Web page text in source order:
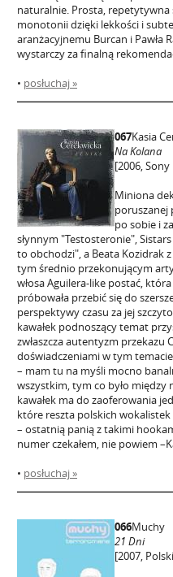
naturalnie. Prosta,
monotonii dzięki lekkości i
aranżacyjnemu Burcan i Pawła
wystarczy za finalną
• posłuchaj »
067Kasia
Na Kolana
[2006, Sony
Miniona
poruszanej
po sobie i
słynnym "Testosteronie",
to obchodzi", a Beata Kozidrak
tym średnio przekonującym
włosa Aguilera-like postać,
próbowała przebić się do
perspektywy czasu za jej
kawałek podnoszący temat
zwłaszcza autentyzm
doświadczeniami w tym
– mam tu na myśli mocno
wszystkim, tym co było między
kawałek ma do zaoferowania
które reszta polskich wokalistek
– ostatnią panią z takimi
numer czekałem, nie powiem
• posłuchaj »
066Muchy
21 Dni
[2007,